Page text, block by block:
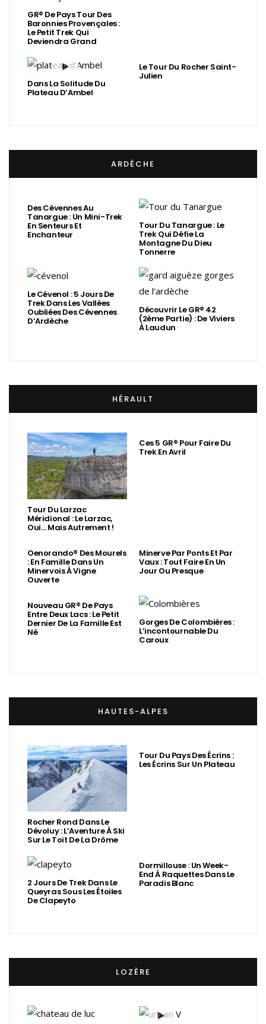
GR® De Pays Tour Des
Baronnies Provençales :
Le Petit Trek Qui
Deviendra Grand
Dans La Solitude Du
Plateau D’Ambel
Le Tour Du Rocher Saint-
Julien
ARDÈCHE
Des Cévennes Au
Tanargue : Un Mini-Trek
En Senteurs Et
Enchanteur
Tour Du Tanargue : Le
Trek Qui Défie La
Montagne Du Dieu
Tonnerre
Le Cévenol : 5 Jours De
Trek Dans Les Vallées
Oubliées Des Cévennes
D’Ardèche
Découvrir Le GR® 42
(2ème Partie) : De Viviers
À Laudun
HÉRAULT
Tour Du Larzac
Méridional : Le Larzac,
Oui… Mais Autrement !
Ces 5 GR® Pour Faire Du
Trek En Avril
Oenorando® Des Mourels
: En Famille Dans Un
Minervois À Vigne
Ouverte
Minerve Par Ponts Et Par
Vaux : Tout Faire En Un
Jour Ou Presque
Nouveau GR® De Pays
Entre Deux Lacs : Le Petit
Dernier De La Famille Est
Né
Gorges De Colombières :
L’incontournable Du
Caroux
HAUTES-ALPES
Rocher Rond Dans Le
Dévoluy : L’Aventure À Ski
Sur Le Toit De La Drôme
Tour Du Pays Des Écrins :
Les Écrins Sur Un Plateau
2 Jours De Trek Dans Le
Queyras Sous Les Étoiles
De Clapeyto
Dormillouse : Un Week-
End À Raquettes Dans Le
Paradis Blanc
LOZÈRE